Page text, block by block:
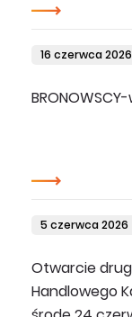
16 czerwca 2026
5 czerwca 2026
Otwarcie
Handlowego